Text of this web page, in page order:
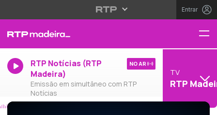
Entrar
RTP Notícias (RTP
Madeira)
Emissão em simultâneo com RTP
Notícias
NO AR
TV
RTP